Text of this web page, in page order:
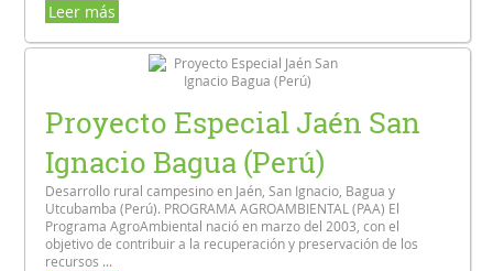
Leer más
Proyecto Especial Jaén San
Ignacio Bagua (Perú)
Desarrollo rural campesino en Jaén, San Ignacio, Bagua y
Utcubamba (Perú). PROGRAMA AGROAMBIENTAL (PAA) El
Programa AgroAmbiental nació en marzo del 2003, con el
objetivo de contribuir a la recuperación y preservación de los
recursos ...